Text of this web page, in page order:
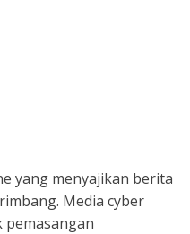
yang menyajikan berita
Media cyber
pemasangan